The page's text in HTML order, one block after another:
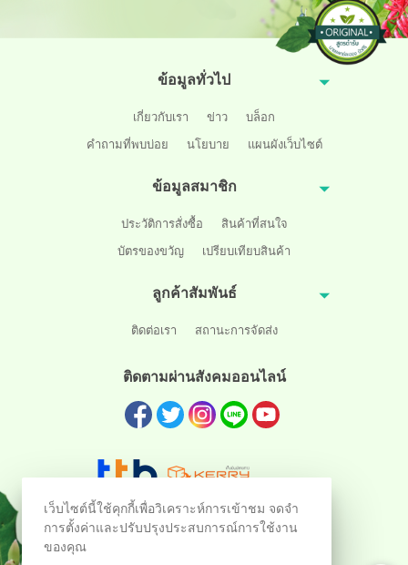
ข้อมูลทั่วไป
เกี่ยวกับเรา ข่าว
บล็อก
คำถามที่พบบ่อย
นโยบาย แผนผังเว็บไซต์
ข้อมูลสมาชิก
ประวัติการสั่งซื้อ
สินค้าที่สนใจ
บัตรของขวัญ
เปรียบเทียบสินค้า
ลูกค้าสัมพันธ์
ติดต่อเรา สถานะการจัดส่ง
ติดตามผ่านสังคมออนไลน์
เว็บไซต์นี้ใช้คุกกี้เพื่อวิเคราะห์การเข้าชม จดจำ
การตั้งค่าและปรับปรุงประสบการณ์การใช้งาน
ของคุณ